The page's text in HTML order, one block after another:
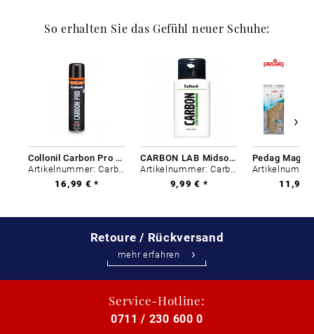
So erhalten Sie das Gefühl neuer Schuhe:
Collonil Carbon Pro 400 ml
Artikelnummer: Carbon-0
16,99 € *
CARBON LAB Midsole Cleaner
Artikelnummer: Carbon-0
9,99 € *
11,99
Retoure / Rückversand
mehr erfahren
Service-Hotline:
0711 / 230 600 0